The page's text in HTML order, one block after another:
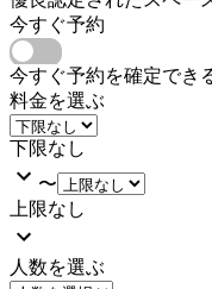
今すぐ予約
今すぐ予約を確定でき
料金を選ぶ
下限なし
〜
上限なし
人数を選ぶ